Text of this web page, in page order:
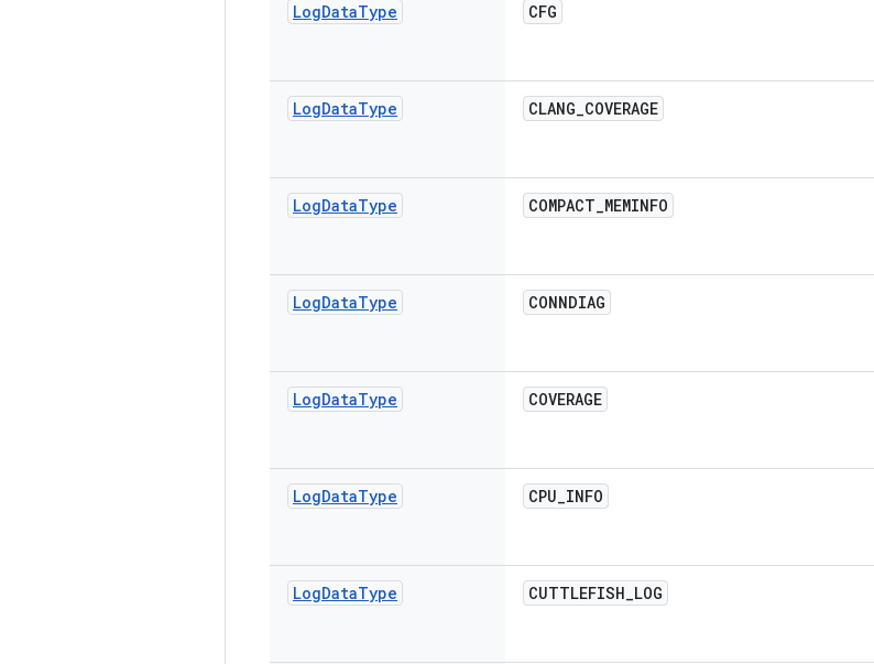
LogDataType CFG
LogDataType CLANG_COVERAGE
LogDataType COMPACT_MEMINFO
LogDataType CONNDIAG
LogDataType COVERAGE
LogDataType CPU_INFO
LogDataType CUTTLEFISH_LOG